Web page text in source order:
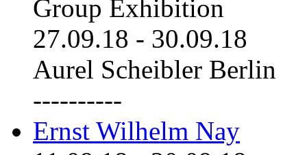
Group Exhibition
27.09.18 - 30.09.18
Aurel Scheibler Berlin
----------
Ernst Wilhelm Nay